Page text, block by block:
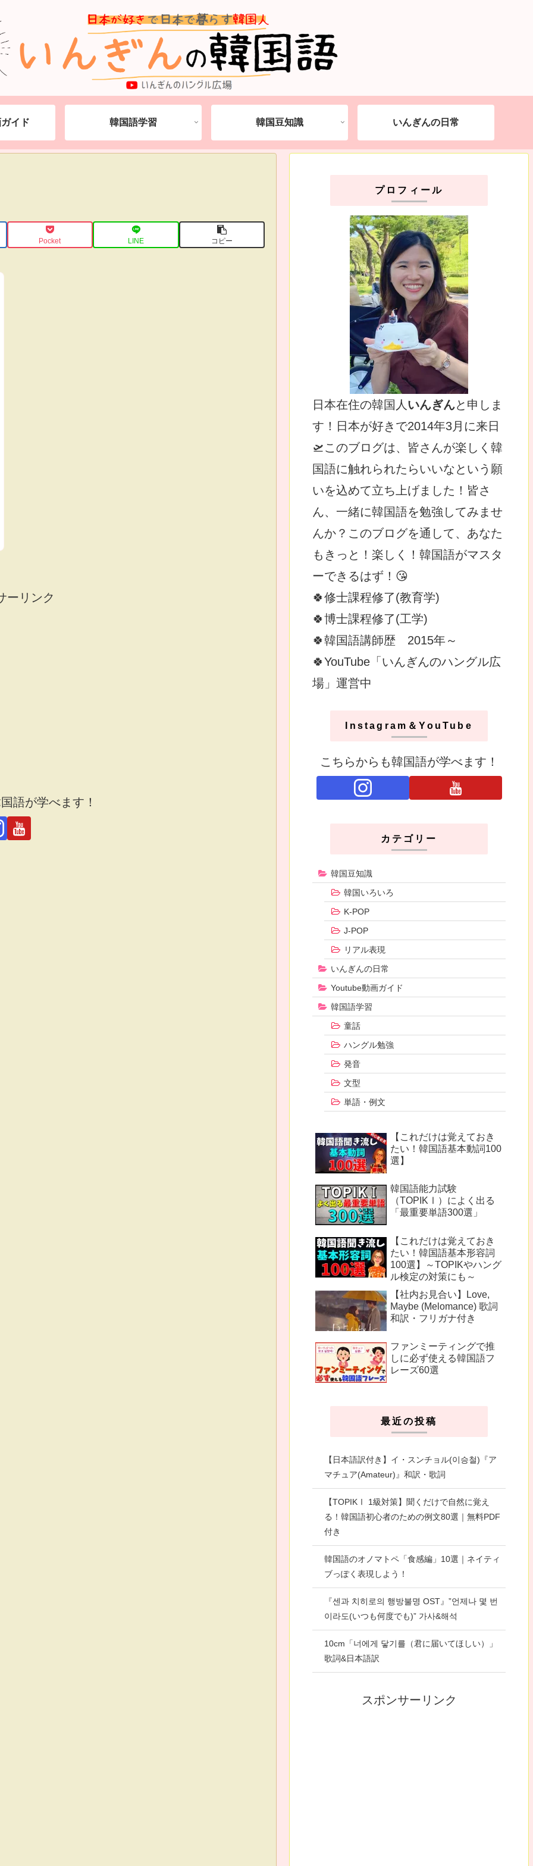
イド 韓国語学習 韓国豆知識 いんぎんの日常
Pocket LINE コピー
ーリンク
語が学べます！
プロフィール
日本在住の韓国人 いんぎんと申しま
す！日本が好きで2014年3月に来日
🛫このブログは、皆さんが楽しく韓
国語に触れられたらいいなという願
いを込めて立ち上げました！皆さ
ん、一緒に韓国語を勉強してみませ
んか？このブログを通して、あなた
もきっと！楽しく！韓国語がマスタ
ーできるはず！😘
🍀修士課程修了(教育学)
🍀博士課程修了(工学)
🍀韓国語講師歴 2015年～
🍀YouTube「いんぎんのハングル広
場」運営中
Instagram＆YouTube
こちらからも韓国語が学べます！
カテゴリー
韓国豆知識
韓国いろいろ
K-POP
J-POP
リアル表現
いんぎんの日常
Youtube動画ガイド
韓国語学習
童話
ハングル勉強
発音
文型
単語・例文
【これだけは覚えておき
たい！韓国語基本動詞100
選】
韓国語能力試験
（TOPIKⅠ）によく出る
「最重要単語300選」
【これだけは覚えておき
たい！韓国語基本形容詞
100選】～TOPIKやハング
ル検定の対策にも～
【社内お見合い】Love,
Maybe (Melomance) 歌詞
和訳・フリガナ付き
ファンミーティングで推
しに必ず使える韓国語フ
レーズ60選
最近の投稿
【日本語訳付き】イ・スンチョル(이승철)『ア
マチュア(Amateur)』和訳・歌詞
【TOPIKⅠ 1級対策】聞くだけで自然に覚え
る！韓国語初心者のための例文80選｜無料PDF
付き
韓国語のオノマトペ「食感編」10選｜ネイティ
ブっぽく表現しよう！
『센과 치히로의 행방불명 OST』”언제나 몇 번
이라도(いつも何度でも)” 가사&해석
10cm「너에게 닿기를（君に届いてほしい）」
歌詞&日本語訳
スポンサーリンク